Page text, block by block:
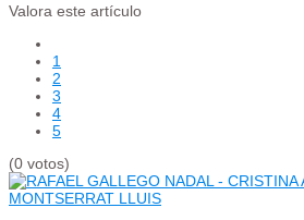
Valora este artículo
1
2
3
4
5
(0 votos)